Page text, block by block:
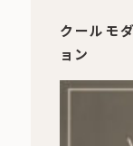
クールモ
ョン